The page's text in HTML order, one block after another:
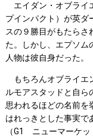
エイダン・オブライ
プインパクト）が英ダ
スの９勝目がもたらさ
た。しかし、エプソム
人物は彼自身だった。
もちろんオブライエ
ルモアスタッドと自ら
思われるほどの名前を
はれっきとした事実で
（G1 ニューマーケ